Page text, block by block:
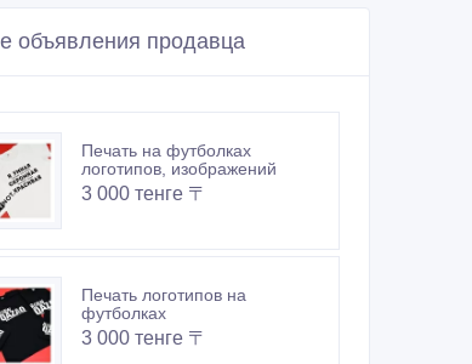
объявления продавца
Печать на футболках
логотипов, изображений
3 000 тенге 〒
Печать логотипов на
футболках
3 000 тенге 〒